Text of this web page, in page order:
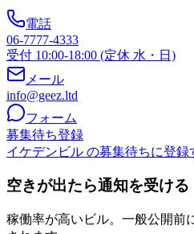
電話
06-7777-4333
受付 10:00-18:00 (定休 水・日)
メール
info@geez.ltd
フォーム
募集待ち登録
イケデンビル の募集待ちに登録
空きが出たら通知を受ける
稼働率が高いビル。一般公開前